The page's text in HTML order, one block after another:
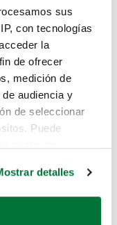
sus
con tecnologías
la
de ofrecer
medición de
audiencia y
de seleccionar
Puede
detalles
como te
coche que
de estos